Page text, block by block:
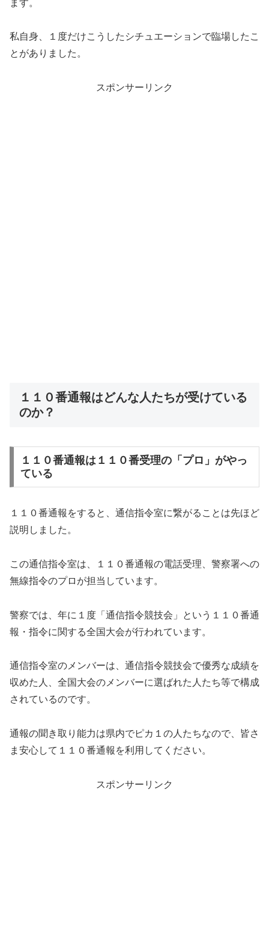
ます。
私自身、１度だけこうしたシチュエーションで臨場したこ
とがありました。
スポンサーリンク
１１０番通報はどんな人たちが受けている
のか？
１１０番通報は１１０番受理の「プロ」がやっ
ている
１１０番通報をすると、通信指令室に繋がることは先ほど
説明しました。
この通信指令室は、１１０番通報の電話受理、警察署への
無線指令のプロが担当しています。
警察では、年に１度「通信指令競技会」という１１０番通
報・指令に関する全国大会が行われています。
通信指令室のメンバーは、通信指令競技会で優秀な成績を
収めた人、全国大会のメンバーに選ばれた人たち等で構成
されているのです。
通報の聞き取り能力は県内でピカ１の人たちなので、皆さ
ま安心して１１０番通報を利用してください。
スポンサーリンク